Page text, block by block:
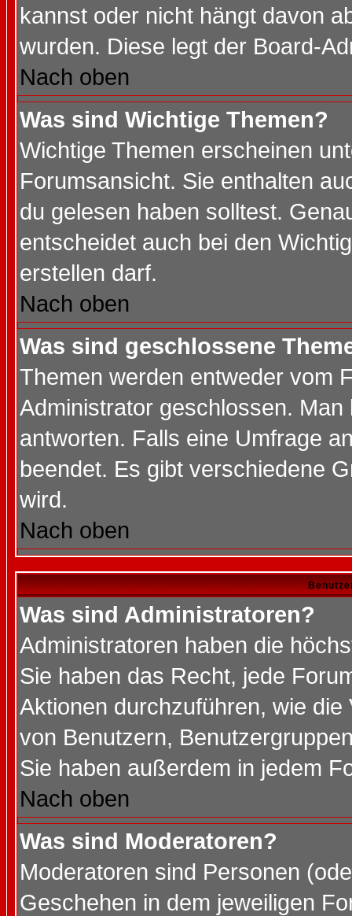
kannst oder nicht hängt davon
wurden. Diese legt der Board-
Nach oben
Was sind Wichtige Themen?
Wichtige Themen erscheinen
Forumsansicht. Sie enthalten
du gelesen haben solltest.
entscheidet auch bei den
erstellen darf.
Nach oben
Was sind geschlossene
Themen werden entweder vom
Administrator geschlossen.
antworten. Falls eine Umfrage
beendet. Es gibt verschiedene
wird.
Nach oben
Was sind Administratoren?
Administratoren haben die
Sie haben das Recht, jede
Aktionen durchzuführen, wie
von Benutzern,
Sie haben außerdem in jedem
Nach oben
Was sind Moderatoren?
Moderatoren sind Personen
Geschehen in dem jeweiligen